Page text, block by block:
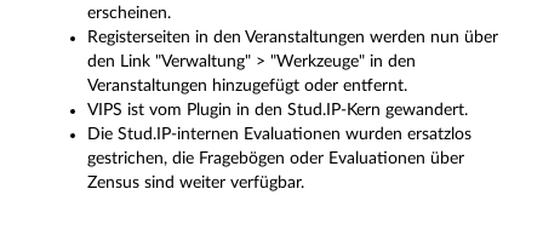
erscheinen.
Registerseiten in den Veranstaltungen werden nun über
den Link "Verwaltung" > "Werkzeuge" in den
Veranstaltungen hinzugefügt oder entfernt.
VIPS ist vom Plugin in den Stud.IP-Kern gewandert.
Die Stud.IP-internen Evaluationen wurden ersatzlos
gestrichen, die Fragebögen oder Evaluationen über
Zensus sind weiter verfügbar.